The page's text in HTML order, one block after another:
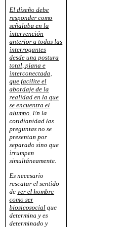
El diseño debe
responder como
señalaba en la
intervención
anterior a todas las
interrogantes
desde una postura
total, plana e
interconectada,
que facilite el
abordaje de la
realidad en la que
se encuentra el
alumno. En la
cotidianidad las
preguntas no se
presentan por
separado sino que
irrumpen
simultáneamente.
Es necesario
rescatar el sentido
dever el hombre
como ser
biosicosocial que
determina y es
determinado y